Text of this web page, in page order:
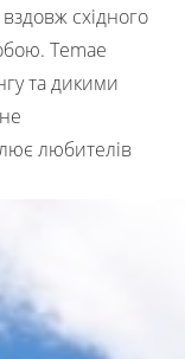
східного
Temae
та дикими
любителів